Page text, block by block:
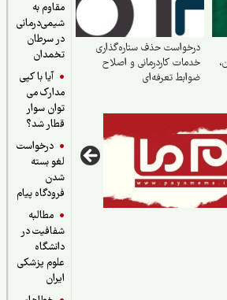
مقاوم به
شیمی‌درمانی
در سرطان
تخمدان
آیا با کپی
مدارک می
توان سوار
قطار شد؟
درخواست
لغو بسته
فرودگاه پیام
مطالبه
شفافیت در
دانشگاه
علوم پزشکی
درخواست حذف ستاره‌گذاری
خدمات کاردرمانی و اصلاح
ضوابط تعرفه‌ای